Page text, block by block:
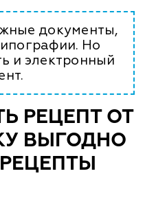
документы,
Но
и электронный
РЕЦЕПТ ОТ
ВЫГОДНО